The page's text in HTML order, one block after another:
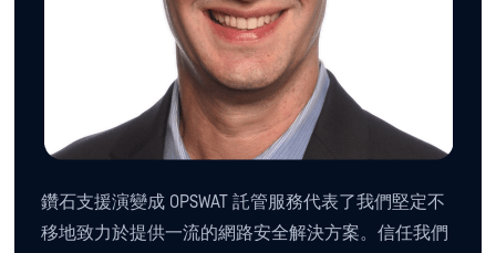
鑽石支援演變成 OPSWAT 託管服務代表了我們堅定不
移地致力於提供一流的網路安全解決方案。信任我們